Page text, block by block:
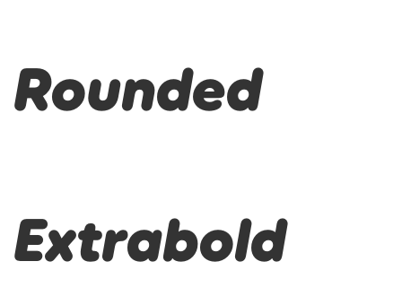
Rounded
Extrabold